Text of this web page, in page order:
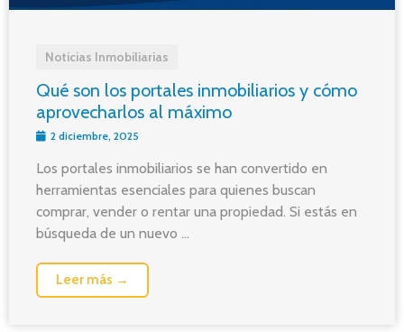
Noticias Inmobiliarias
Qué son los portales inmobiliarios y cómo
aprovecharlos al máximo
2 diciembre, 2025
Los portales inmobiliarios se han convertido en
herramientas esenciales para quienes buscan
comprar, vender o rentar una propiedad. Si estás en
búsqueda de un nuevo ...
Leer más →